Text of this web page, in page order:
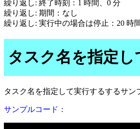
繰り返し: 終了時刻：1 時間、0 分
繰り返し: 期間：なし
繰り返し: 実行中の場合は停止：20 時
タスク名を指定し
タスク名を指定して実行するするサン
サンプルコード：